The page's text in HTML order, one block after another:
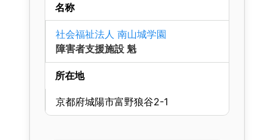
名称
社会福祉法人 南山城学園
障害者支援施設 魁
所在地
京都府城陽市富野狼谷2-1